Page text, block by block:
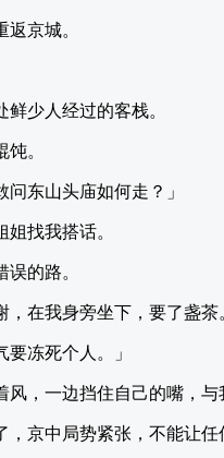
返京城。
鲜少人经过的客栈。
。
问东山头庙如何走？」
姐找我搭话。
误的路。
，在我身旁坐下，要了盏茶
要冻死个人。」
风，一边挡住自己的嘴，与
，京中局势紧张，不能让任